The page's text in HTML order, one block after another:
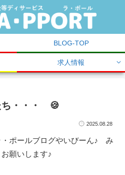
BLOG-TOP
求人情報
・・・ 🍪
2025.08.28
ポールブログやいびーん♪ み
願いします♪